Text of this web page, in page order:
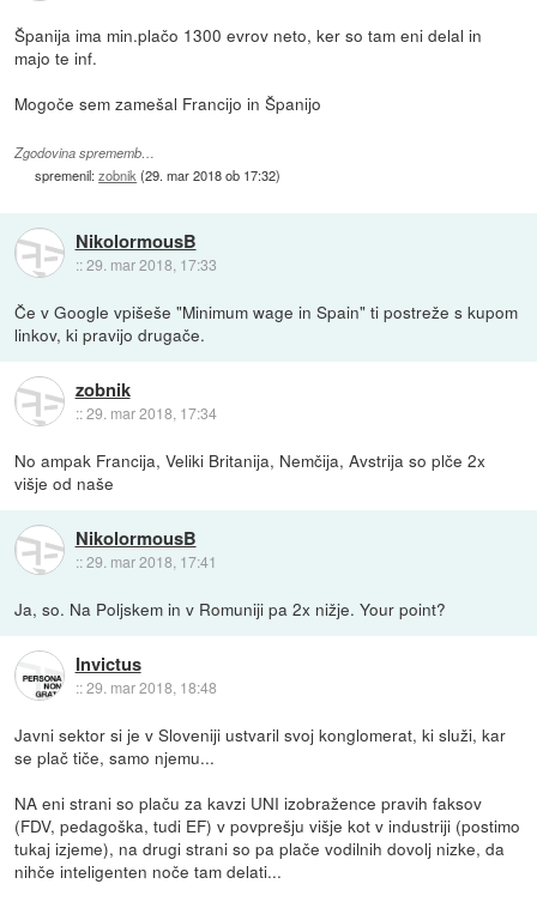
Španija ima min.plačo 1300 evrov neto, ker so tam eni delal in
majo te inf.
Mogoče sem zamešal Francijo in Španijo
Zgodovina sprememb…
spremenil:zobnik(29. mar 2018 ob 17:32)
NikolormousB
::29. mar 2018, 17:33
Če v Google vpišeše "Minimum wage in Spain" ti postreže s kupom
linkov, ki pravijo drugače.
zobnik
::29. mar 2018, 17:34
No ampak Francija, Veliki Britanija, Nemčija, Avstrija so plče 2x
višje od naše
NikolormousB
::29. mar 2018, 17:41
Ja, so. Na Poljskem in v Romuniji pa 2x nižje. Your point?
Invictus
::29. mar 2018, 18:48
Javni sektor si je v Sloveniji ustvaril svoj konglomerat, ki služi, kar
se plač tiče, samo njemu...
NA eni strani so plaču za kavzi UNI izobražence pravih faksov
(FDV, pedagoška, tudi EF) v povprešju višje kot v industriji (postimo
tukaj izjeme), na drugi strani so pa plače vodilnih dovolj nizke, da
nihče inteligenten noče tam delati...